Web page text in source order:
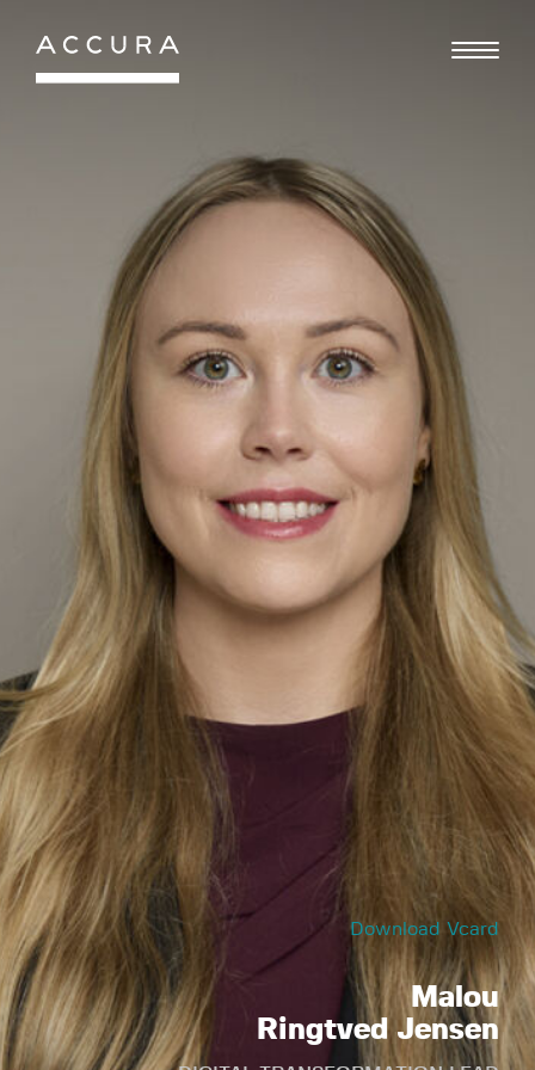
Gå
indhold
Download Vcard
Malou
Ringtved Jensen